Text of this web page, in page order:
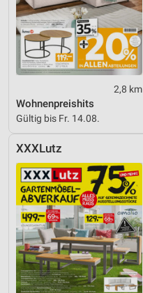
2,8 km
Wohnenpreishits
Gültig bis Fr. 14.08.
XXXLutz